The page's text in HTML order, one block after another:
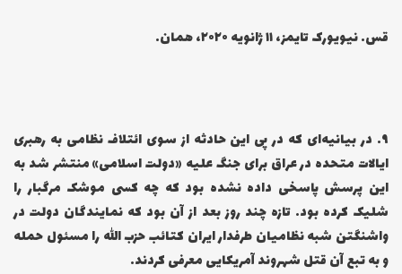
قس. نیویورک تایمز، ۱۱ ژانویه ۲۰۲۰، همان.
۹… در بیانیه‌ای که در پی این حادثه از سوی ائتلاف نظامی به رهبری
ایالات متحده در عراق برای جنگ علیه «دولت اسلامی» منتشر شد به
این پرسش پاسخی داده نشده بود که چه کسی موشک مرگبار را
شلیک کرده بود. تازه چند روز بعد از آن بود که نمایندگان دولت در
واشنگتن شبه نظامیان طرفدار ایران کتائب حزب الله را مسئول حمله
و به تبع آن قتل شهروند آمریکایی معرفی کردند.